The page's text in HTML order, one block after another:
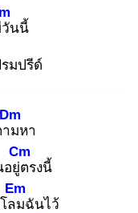
นนี้
รมปรีด์
ม
Dm
หา
ยู่ต
Cm
รงนี้
ลม
Em
ฉันไว้